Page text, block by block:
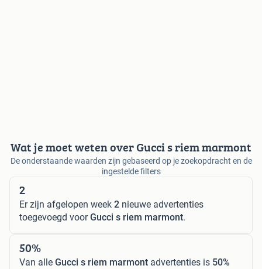
Wat je moet weten over Gucci s riem marmont
De onderstaande waarden zijn gebaseerd op je zoekopdracht en de
ingestelde filters
2
Er zijn afgelopen week 2 nieuwe advertenties
toegevoegd voorGucci s riem marmont.
50%
Van alle Gucci s riem marmont advertenties is 50%